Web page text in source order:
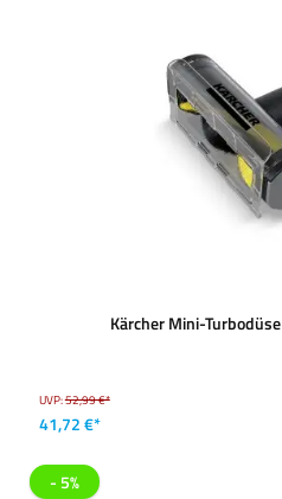
Kärcher Mini-Turbodüse
UVP:52,99 €*
41,72 €*
- 5%